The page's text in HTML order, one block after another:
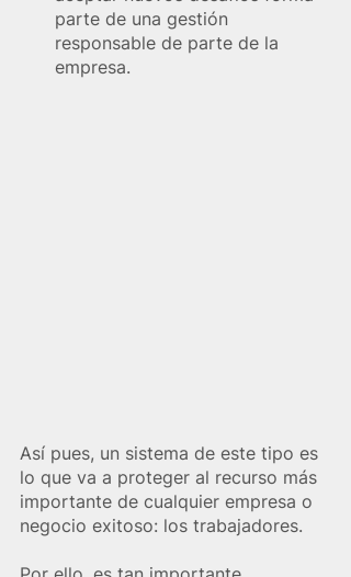
parte de una gestión
responsable de parte de la
empresa.
Así pues, un sistema de este tipo es
lo que va a proteger al recurso más
importante de cualquier empresa o
negocio exitoso: los trabajadores.